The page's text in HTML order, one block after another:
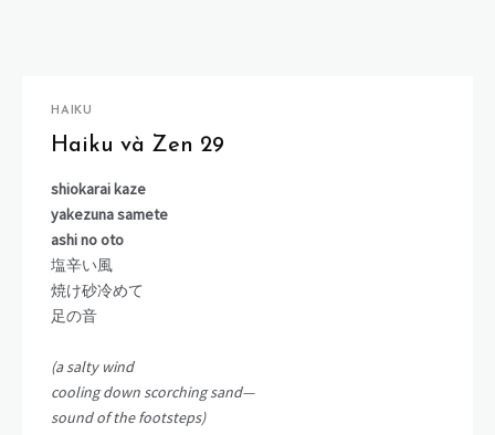
HAIKU
Haiku và Zen 29
shiokarai kaze
yakezuna samete
ashi no oto
塩辛い風
焼け砂冷めて
足の音
(a salty wind
cooling down scorching sand—
sound of the footsteps)